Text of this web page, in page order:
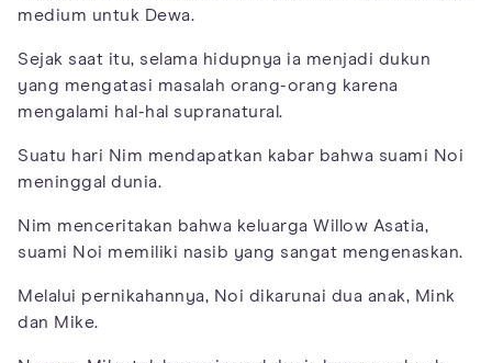
medium untuk Dewa.
Sejak saat itu, selama hidupnya ia menjadi dukun
yang mengatasi masalah orang-orang karena
mengalami hal-hal supranatural.
Suatu hari Nim mendapatkan kabar bahwa suami Noi
meninggal dunia.
Nim menceritakan bahwa keluarga Willow Asatia,
suami Noi memiliki nasib yang sangat mengenaskan.
Melalui pernikahannya, Noi dikarunai dua anak, Mink
dan Mike.